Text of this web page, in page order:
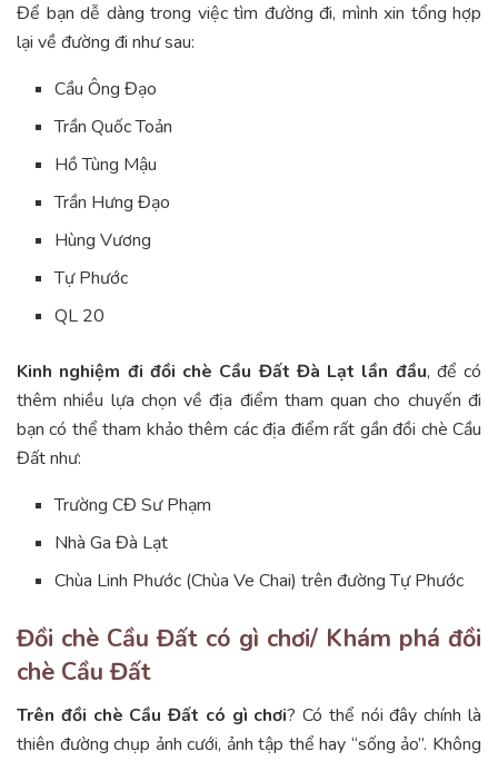
Để bạn dễ dàng trong việc tìm đường đi, mình xin tổng hợp
lại về đường đi như sau:
Cầu Ông Đạo
Trần Quốc Toản
Hồ Tùng Mậu
Trần Hưng Đạo
Hùng Vương
Tự Phước
QL 20
Kinh nghiệm đi đồi chè Cầu Đất Đà Lạt lần đầu, để có
thêm nhiều lựa chọn về địa điểm tham quan cho chuyến đi
bạn có thể tham khảo thêm các địa điểm rất gần đồi chè Cầu
Đất như:
Trường CĐ Sư Phạm
Nhà Ga Đà Lạt
Chùa Linh Phước (Chùa Ve Chai) trên đường Tự Phước
Đồi chè Cầu Đất có gì chơi/ Khám phá đồi
chè Cầu Đất
Trên đồi chè Cầu Đất có gì chơi? Có thể nói đây chính là
thiên đường chụp ảnh cưới, ảnh tập thể hay “sống ảo”. Không